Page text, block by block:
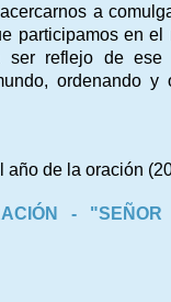
a
participamos en
ser reflejo de ese
ordenando y
año de la oración
- "SEÑOR